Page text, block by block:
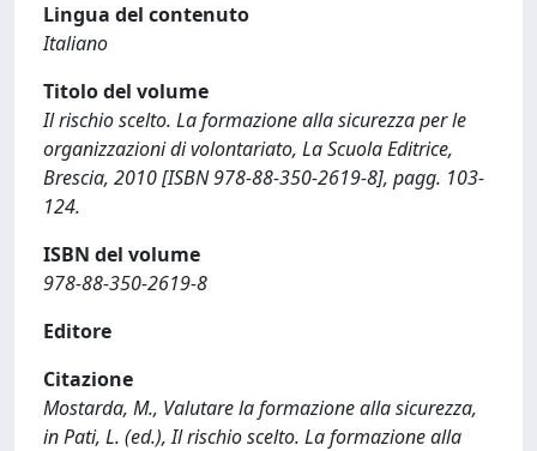
Lingua del contenuto
Italiano
Titolo del volume
Il rischio scelto. La formazione alla sicurezza per le
organizzazioni di volontariato, La Scuola Editrice,
Brescia, 2010 [ISBN 978-88-350-2619-8], pagg. 103-
124.
ISBN del volume
978-88-350-2619-8
Editore
Citazione
Mostarda, M., Valutare la formazione alla sicurezza,
in Pati, L. (ed.), Il rischio scelto. La formazione alla